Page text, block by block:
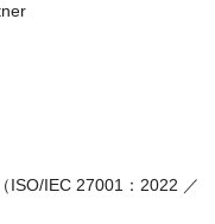
ISO/IEC 27001：2022 ／